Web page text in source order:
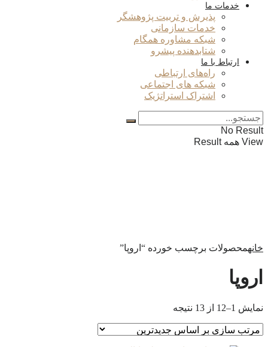
خدمات ما
پذیرش و تربیت پژوهشگر
خدمات سازمانی
شبکه مشاوره همگام
شتابدهنده پیشرو
ارتباط با ما
راه‌های ارتباطی
شبکه های اجتماعی
اشتراک استراتژیک
No Result
View همه Result
خانهمحصولات برچسب خورده “اروپا”
اروپا
نمایش 1–12 از 13 نتیجه
latest